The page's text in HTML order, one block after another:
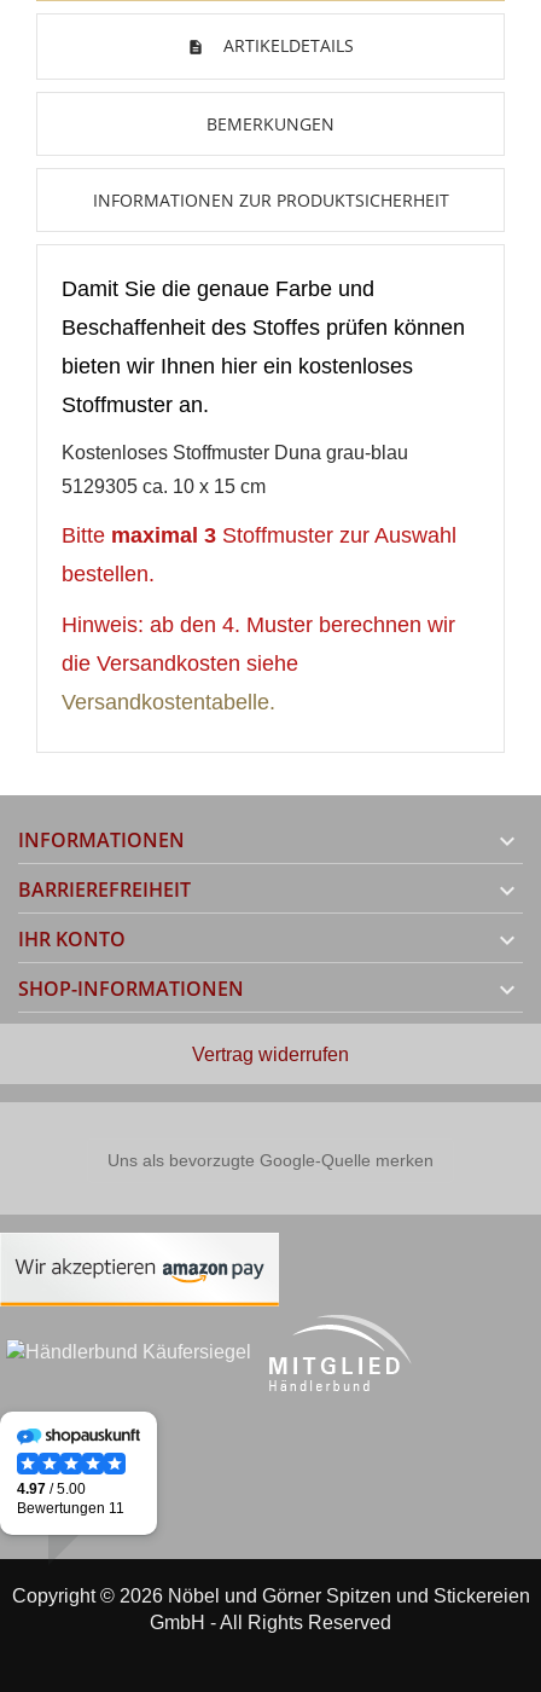
ARTIKELDETAILS
BEMERKUNGEN
INFORMATIONEN ZUR PRODUKTSICHERHEIT
Damit Sie die genaue Farbe und
Beschaffenheit des Stoffes prüfen können
bieten wir Ihnen hier ein kostenloses
Stoffmuster an.
Kostenloses Stoffmuster Duna grau-blau
5129305 ca. 10 x 15 cm
Bitte maximal 3 Stoffmuster zur Auswahl
bestellen.
Hinweis: ab den 4. Muster berechnen wir
die Versandkosten siehe
Versandkostentabelle.
INFORMATIONEN 
BARRIEREFREIHEIT 
IHR KONTO 
SHOP-INFORMATIONEN 
AUF MEINE WUNSCHLISTE
add_circle_outline Neue Liste anlegen
Wunschliste
erstellen
Sie müssen angemeldet sein, um Artikel Ihrer
Vertrag widerrufen
Uns als bevorzugte Google-Quelle merken
Copyright © 2026 Nöbel und Görner Spitzen und Stickereien
GmbH - All Rights Reserved